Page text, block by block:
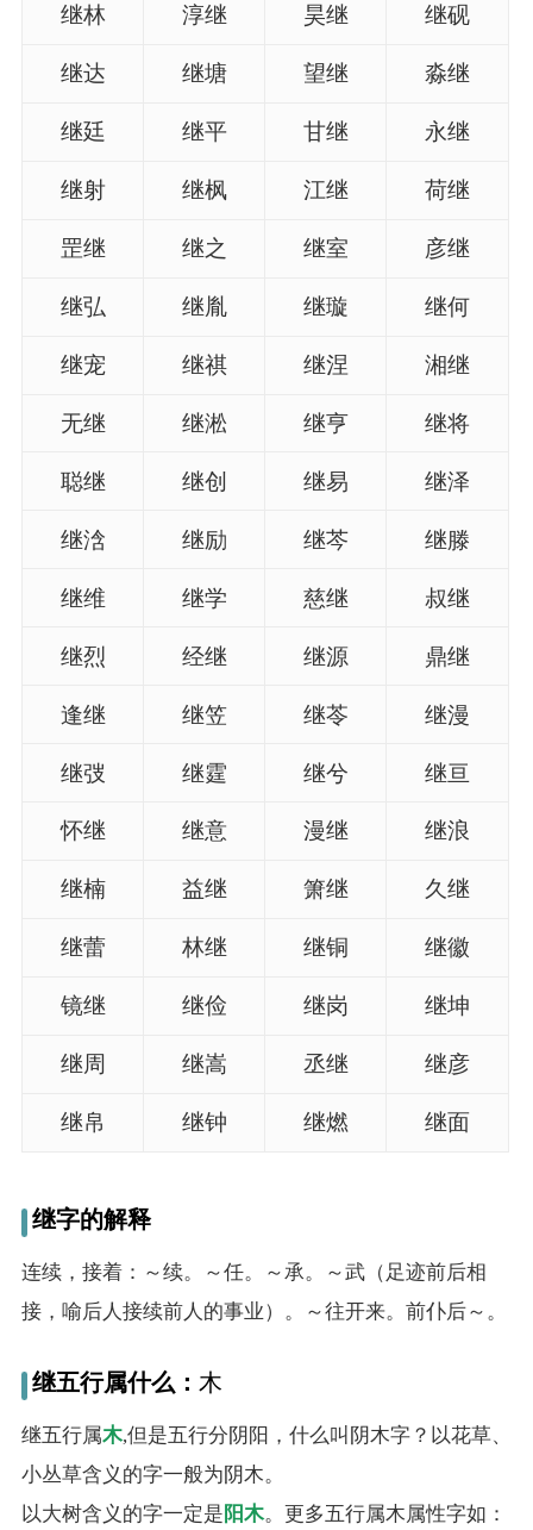
龙年起名
蛇年起名
兔年起名
虎年起名
继林 淳继 昊继 继砚
继达 继塘 望继 淼继
继廷 继平 甘继 永继
继射 继枫 江继 荷继
罡继 继之 继室 彦继
继弘 继胤 继璇 继何
继宠 继祺 继涅 湘继
无继 继淞 继亨 继将
聪继 继创 继易 继泽
继浛 继励 继芩 继滕
继维 继学 慈继 叔继
继烈 经继 继源 鼎继
逢继 继笠 继苓 继漫
继弢 继霆 继兮 继亘
怀继 继意 漫继 继浪
继楠 益继 箫继 久继
继蕾 林继 继铜 继徽
镜继 继俭 继岗 继坤
继周 继嵩 丞继 继彦
继帛 继钟 继燃 继面
继字的解释
连续，接着：～续。～任。～承。～武（足迹前后相
接，喻后人接续前人的事业）。～往开来。前仆后～。
继五行属什么： 木
继五行属木,但是五行分阴阳，什么叫阴木字？以花草、
小丛草含义的字一般为阴木。
以大树含义的字一定是 阳木。更多五行属木属性字如：